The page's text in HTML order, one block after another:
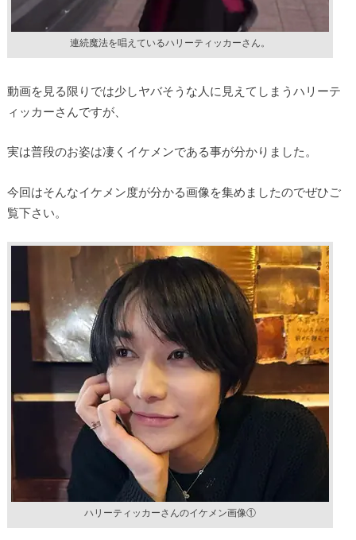
連続魔法を唱えているハリーティッカーさん。
動画を見る限りでは少しヤバそうな人に見えてしまうハリーテ
ィッカーさんですが、
実は普段のお姿は凄くイケメンである事が分かりました。
今回はそんなイケメン度が分かる画像を集めましたのでぜひご
覧下さい。
ハリーティッカーさんのイケメン画像①